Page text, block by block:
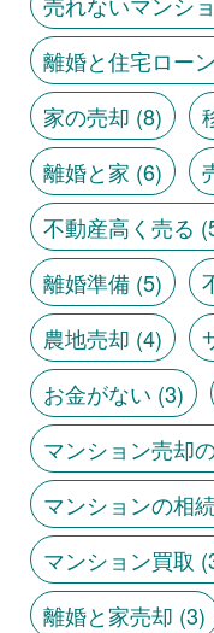
離婚と住宅ローン
家の売却 (8)
離婚と家 (6)
不動産高く売る
離婚準備(5)
農地売却 (4)
お金がない (3)
マンション売却
マンションの相
マンション買取
離婚と家売却 (3)